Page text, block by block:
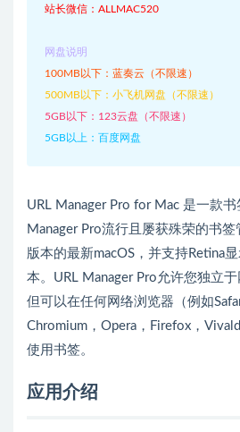
站长微信：ALLMAC520
网盘说明
100MB以下：蓝奏云（不限速）
500MB以下：小飞机网盘（不限速）
5GB以下：123云盘（不限速）
5GB以上：百度网盘
URL Manager Pro for Mac 是一款
Manager Pro流行且屡获殊荣的书
版本的最新macOS，并支持Retina
本。URL Manager Pro允许您独立
但可以在任何网络浏览器（例如
Chromium，Opera，Firefox，
使用书签。
应用介绍